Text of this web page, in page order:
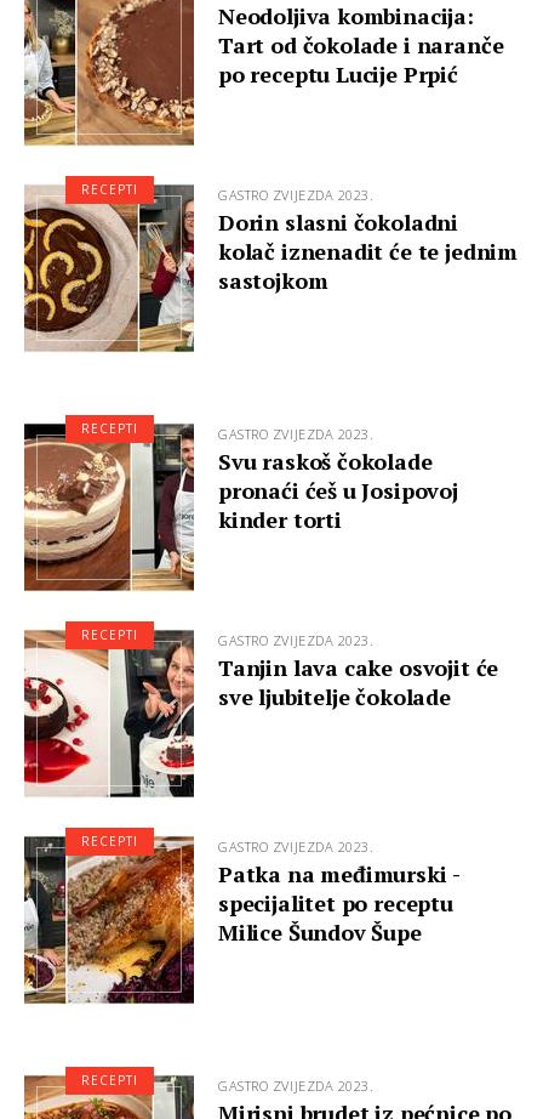
Neodoljiva kombinacija:
Tart od čokolade i naranče
po receptu Lucije Prpić
GASTRO ZVIJEZDA 2023.
Dorin slasni čokoladni
kolač iznenadit će te jednim
sastojkom
RECEPTI
GASTRO ZVIJEZDA 2023.
Svu raskoš čokolade
pronaći ćeš u Josipovoj
kinder torti
RECEPTI
GASTRO ZVIJEZDA 2023.
Tanjin lava cake osvojit će
sve ljubitelje čokolade
RECEPTI
GASTRO ZVIJEZDA 2023.
Patka na međimurski -
specijalitet po receptu
Milice Šundov Šupe
RECEPTI
GASTRO ZVIJEZDA 2023.
Mirisni brudet iz pećnice po
RECEPTI